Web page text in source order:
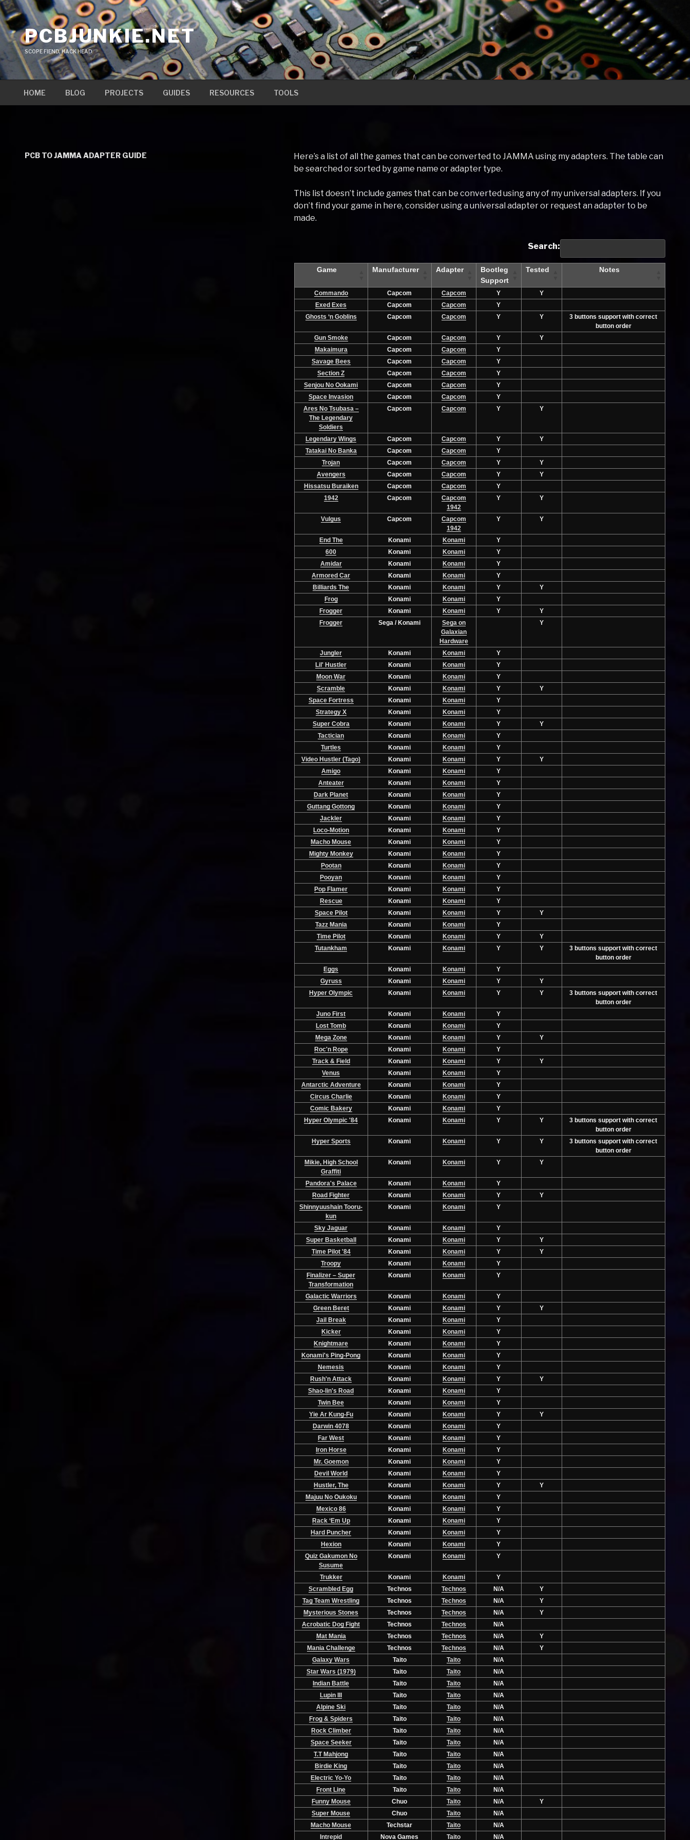
Skip
to
contentPCBJUNKIE.NET
SCOPE FIEND, HACK HEAD
HOME BLOG PROJECTS GUIDES RESOURCES TOOLS
PCB TO JAMMA ADAPTER GUIDE
Here’s a list of all the games that can be converted to JAMMA using my adapters. The table can
be searched or sorted by game name or adapter type.
This list doesn’t include games that can be converted using any of my universal adapters. If you
don’t find your game in here, consider using a universal adapter or request an adapter to be
made.
Search:
Game Manufacturer Adapter
Bootleg
Support
Tested Notes
Commando Capcom Capcom Y
Y
Exed Exes
Capcom Capcom
Y
Ghosts ‘n Goblins
Capcom Capcom Y Y
3 buttons support with correct
button order
Gun Smoke
Capcom Capcom Y
Y
Makaimura
Capcom Capcom
Y
Savage Bees
Capcom Capcom
Y
Section Z
Capcom Capcom
Y
Senjou No Ookami
Capcom Capcom
Y
Space Invasion
Capcom Capcom
Y
Ares No Tsubasa –
The Legendary
Soldiers
Capcom Capcom Y Y
Legendary Wings Capcom Capcom Y
Y
Tatakai No Banka
Capcom Capcom
Y
Trojan
Capcom Capcom Y
Y
Avengers
Capcom Capcom Y
Y
Hissatsu Buraiken
Capcom Capcom
Y
1942
Capcom
Capcom
1942
Y Y
Vulgus Capcom
Capcom
1942
Y Y
End The Konami Konami
Y
600
Konami Konami
Y
Amidar
Konami Konami
Y
Armored Car
Konami Konami
Y
Billiards The
Konami Konami Y
Y
Frog
Konami Konami
Y
Frogger
Konami Konami Y
Y
Frogger
Sega / Konami
Sega on
Galaxian
Hardware
Y
Jungler Konami Konami
Y
Lil' Hustler
Konami Konami
Y
Moon War
Konami Konami
Y
Scramble
Konami Konami Y
Y
Space Fortress
Konami Konami
Y
Strategy X
Konami Konami
Y
Super Cobra
Konami Konami Y
Y
Tactician
Konami Konami
Y
Turtles
Konami Konami
Y
Video Hustler (Tago)
Konami Konami Y
Y
Amigo
Konami Konami
Y
Anteater
Konami Konami
Y
Dark Planet
Konami Konami
Y
Guttang Gottong
Konami Konami
Y
Jackler
Konami Konami
Y
Loco-Motion
Konami Konami
Y
Macho Mouse
Konami Konami
Y
Mighty Monkey
Konami Konami
Y
Pootan
Konami Konami
Y
Pooyan
Konami Konami
Y
Pop Flamer
Konami Konami
Y
Rescue
Konami Konami
Y
Space Pilot
Konami Konami Y
Y
Tazz Mania
Konami Konami
Y
Time Pilot
Konami Konami Y
Y
Tutankham
Konami Konami Y Y
3 buttons support with correct
button order
Eggs
Konami Konami
Y
Gyruss
Konami Konami Y
Y
Hyper Olympic
Konami Konami Y Y
3 buttons support with correct
button order
Juno First
Konami Konami
Y
Lost Tomb
Konami Konami
Y
Mega Zone
Konami Konami Y
Y
Roc'n Rope
Konami Konami
Y
Track & Field
Konami Konami Y
Y
Venus
Konami Konami
Y
Antarctic Adventure
Konami Konami
Y
Circus Charlie
Konami Konami
Y
Comic Bakery
Konami Konami
Y
Hyper Olympic '84
Konami Konami Y Y
3 buttons support with correct
button order
Hyper Sports
Konami Konami Y Y
3 buttons support with correct
button order
Mikie, High School
Graffiti
Konami Konami Y Y
Pandora's Palace Konami Konami
Y
Road Fighter
Konami Konami Y
Y
Shinnyuushain Tooru-
kun
Konami Konami Y
Sky Jaguar Konami Konami
Y
Super Basketball
Konami Konami Y
Y
Time Pilot '84
Konami Konami Y
Y
Troopy
Konami Konami
Y
Finalizer – Super
Transformation
Konami Konami Y
Galactic Warriors Konami Konami
Y
Green Beret
Konami Konami Y
Y
Jail Break
Konami Konami
Y
Kicker
Konami Konami
Y
Knightmare
Konami Konami
Y
Konami's Ping-Pong
Konami Konami
Y
Nemesis
Konami Konami
Y
Rush'n Attack
Konami Konami Y
Y
Shao-lin's Road
Konami Konami
Y
Twin Bee
Konami Konami
Y
Yie Ar Kung-Fu
Konami Konami Y
Y
Darwin 4078
Konami Konami
Y
Far West
Konami Konami
Y
Iron Horse
Konami Konami
Y
Mr. Goemon
Konami Konami
Y
Devil World
Konami Konami
Y
Hustler, The
Konami Konami Y
Y
Majuu No Oukoku
Konami Konami
Y
Mexico 86
Konami Konami
Y
Rack ‘Em Up
Konami Konami
Y
Hard Puncher
Konami Konami
Y
Hexion
Konami Konami
Y
Quiz Gakumon No
Susume
Konami Konami Y
Trukker Konami Konami
Y
Scrambled Egg
Technos Technos N/A
Y
Tag Team Wrestling
Technos Technos N/A
Y
Mysterious Stones
Technos Technos N/A
Y
Acrobatic Dog Fight
Technos Technos
N/A
Mat Mania
Technos Technos N/A
Y
Mania Challenge
Technos Technos N/A
Y
Galaxy Wars
Taito Taito
N/A
Star Wars (1979)
Taito Taito
N/A
Indian Battle
Taito Taito
N/A
Lupin III
Taito Taito
N/A
Alpine Ski
Taito Taito
N/A
Frog & Spiders
Taito Taito
N/A
Rock Climber
Taito Taito
N/A
Space Seeker
Taito Taito
N/A
T.T Mahjong
Taito Taito
N/A
Birdie King
Taito Taito
N/A
Electric Yo-Yo
Taito Taito
N/A
Front Line
Taito Taito
N/A
Funny Mouse
Chuo Taito N/A
Y
Super Mouse
Chuo Taito
N/A
Macho Mouse
Techstar Taito
N/A
Intrepid
Nova Games Taito N/A